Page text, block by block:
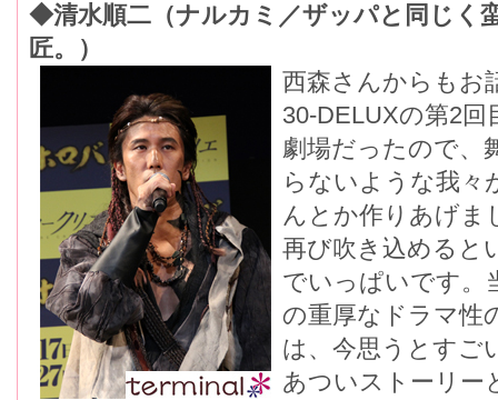
◆清水順二（ナルカミ／ザッパと同じく
匠。）
西森さんからもお
30-DELUXの第2
劇場だったので、
らないような我々
んとか作りあげま
再び吹き込めると
でいっぱいです。
の重厚なドラマ性
は、今思うとすご
あついストーリー